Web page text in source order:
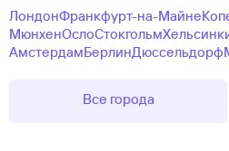
ЛондонФранкфурт-на-Майне
МюнхенОслоСтокгольм
АмстердамБерлинДюссельдорф
Все города